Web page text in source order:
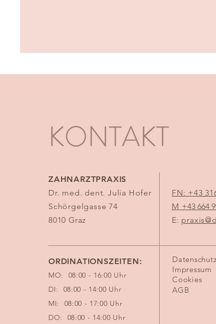
KONTAKT
ZAHNARZTPRAXIS
Dr. med. dent. Julia Hofer
Schörgelgasse 74
8010 Graz
FN: +43
M +43 664
E:
Datenschutz
Impressum
Cookies
AGB
ORDINATIONSZEITEN:
MO: 08:00 - 16:00 Uhr
DI: 08:00 - 14:00 Uhr
MI: 08:00 - 17:00 Uhr
DO: 08:00 - 14:00 Uhr